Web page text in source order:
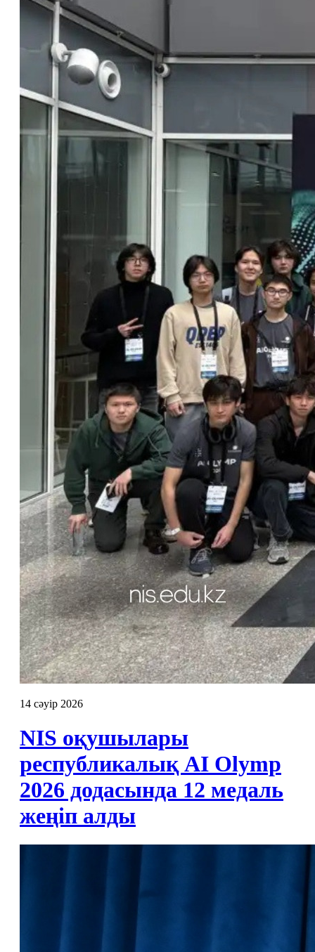
14 сәуір 2026
NIS оқушылары
республикалық AI Olymp
2026 додасында 12 медаль
жеңіп алды